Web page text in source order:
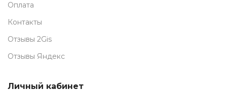
Оплата
Контакты
Отзывы 2Gis
Отзывы Яндекс
Личный кабинет